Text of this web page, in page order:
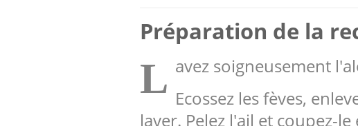
Préparation de la
L avez soigneusement
Ecossez les fèves,
laver. Pelez l'ail et coupez-